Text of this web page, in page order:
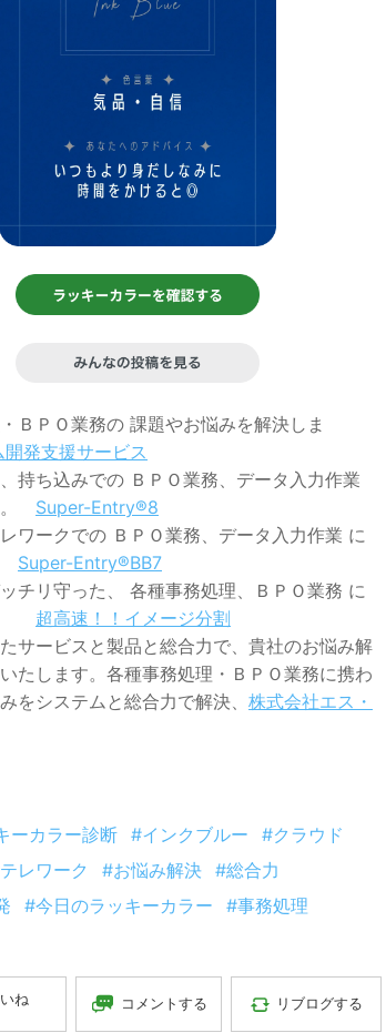
ＢＰＯ業務の 課題やお悩みを解決しま
開発支援サービス
持ち込みでの ＢＰＯ業務、データ入力作業
。 Super-Entry®8
ワークでの ＢＰＯ業務、データ入力作業 に
Super-Entry®BB7
チリ守った、 各種事務処理、ＢＰＯ業務 に
超高速！！イメージ分割
サービスと製品と総合力で、貴社のお悩み解
たします。各種事務処理・ＢＰＯ業務に携わ
をシステムと総合力で解決、 株式会社エス・
ーカラー診断 #インクブルー
#クラウド
レワーク #お悩み解決 #総合力
#今日のラッキーカラー #事務処理
ね コメントする リブログする